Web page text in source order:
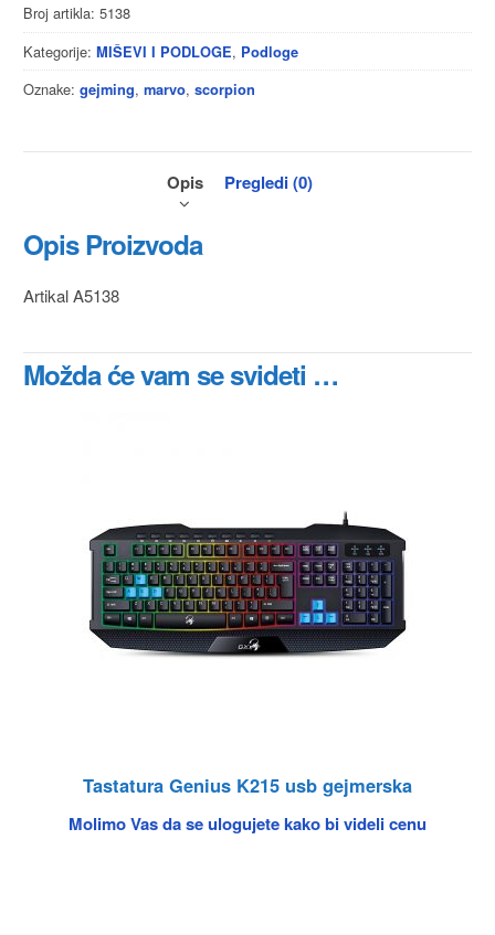
Broj artikla: 5138
Kategorije: MIŠEVI I PODLOGE, Podloge
Oznake: gejming, marvo, scorpion
Opis Pregledi (0)
Opis Proizvoda
Artikal A5138
Možda će vam se svideti …
Tastatura Genius K215 usb gejmerska
Molimo Vas da se ulogujete kako bi videli cenu